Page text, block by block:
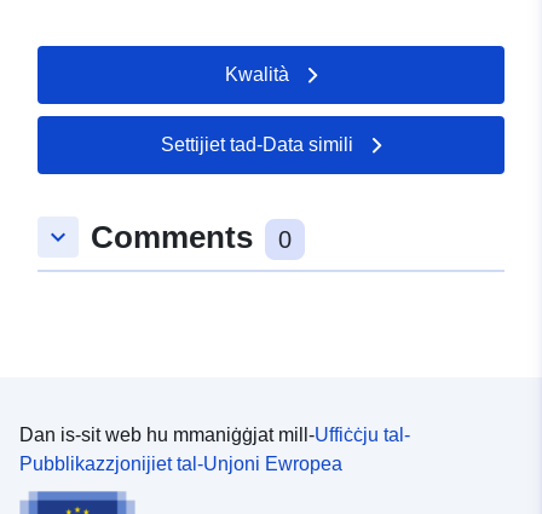
Kwalità
Settijiet tad-Data simili
keyboard_arrow_down Comments 0
Dan is-sit web hu mmaniġġjat mill-Uffiċċju tal-
Pubblikazzjonijiet tal-Unjoni Ewropea